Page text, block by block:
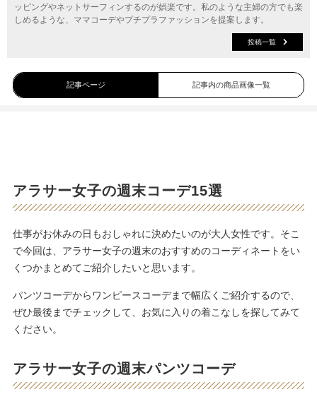
ッピングやネットサーフィンするのが娯楽です。私のような主婦の方でも楽
しめるような、ママコーデやプチプラファッションを提案します。
投稿一覧
記事ページ 記事内の商品画像一覧
アラサー女子の週末コーデ15選
仕事がお休みの日もおしゃれに決めたいのが大人女性です。そこ
で今回は、アラサー女子の週末のおすすめのコーディネートをい
くつかまとめてご紹介したいと思います。
パンツコーデからワンピースコーデまで幅広くご紹介するので、
ぜひ最後までチェックして、お気に入りの着こなしを探してみて
ください。
アラサー女子の週末パンツコーデ